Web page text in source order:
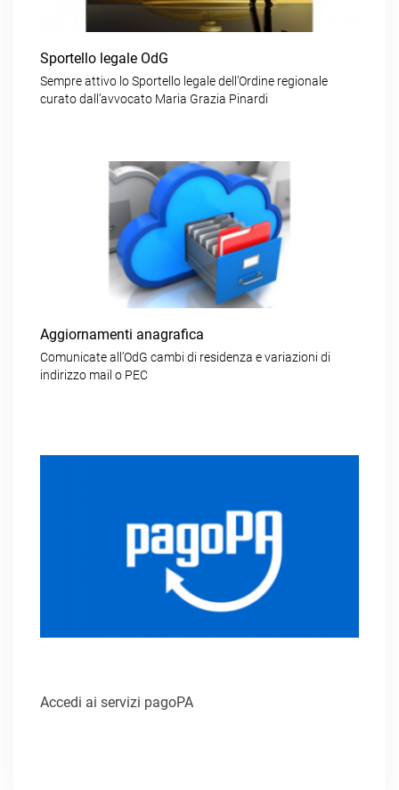
Sportello legale OdG
Sempre attivo lo Sportello legale dell’Ordine regionale
curato dall’avvocato Maria Grazia Pinardi
Aggiornamenti anagrafica
Comunicate all’OdG cambi di residenza e variazioni di
indirizzo mail o PEC
Accedi ai servizi pagoPA